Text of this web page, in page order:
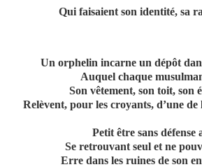
Qui faisaient son identité, sa
Un orphelin incarne un dépôt
Auquel chaque
Son vêtement, son toit, son
Relèvent, pour les croyants, d’une
Petit être sans défense
Se retrouvant seul et ne
Erre dans les ruines de son